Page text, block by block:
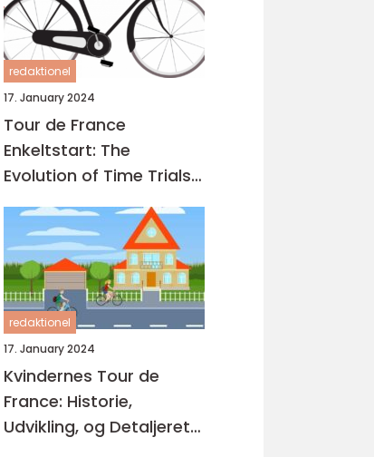
redaktionel
17. January 2024
Tour de France
Enkeltstart: The
Evolution of Time Trials
in the Worlds Greatest
Cycling Race
redaktionel
17. January 2024
Kvindernes Tour de
France: Historie,
Udvikling, og Detaljeret
Præsentation